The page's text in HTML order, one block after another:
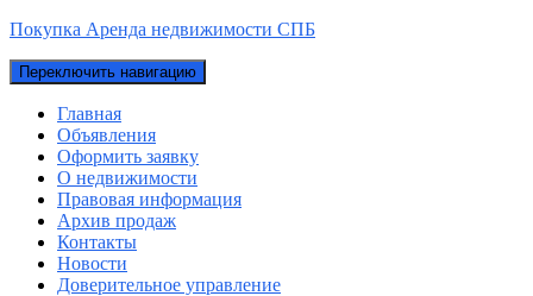
Покупка Аренда недвижимости СПБ
Переключить навигацию
Главная
Объявления
Оформить заявку
О недвижимости
Правовая информация
Архив продаж
Контакты
Новости
Доверительное управление